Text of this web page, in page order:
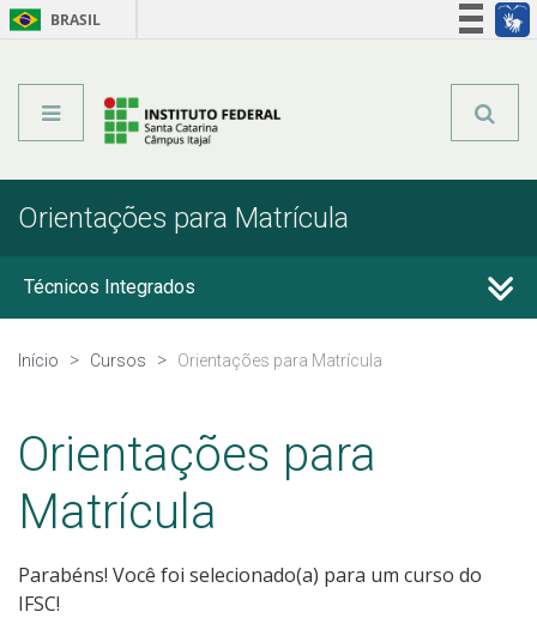
BRASIL
Orientações para Matrícula
Técnicos Integrados
Técnicos Subsequentes
Graduação
Mestrado
Início Cursos Orientações para Matrícula
Orientações para
Matrícula
Parabéns! Você foi selecionado(a) para um curso do
IFSC!